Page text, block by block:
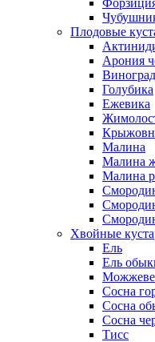
Плодовые
Арония
Виноград
Голубика
Ежевика
Малина
Малина
Малина
Хвойные
Ель
Ель
Сосна
Сосна
Сосна
Тисс